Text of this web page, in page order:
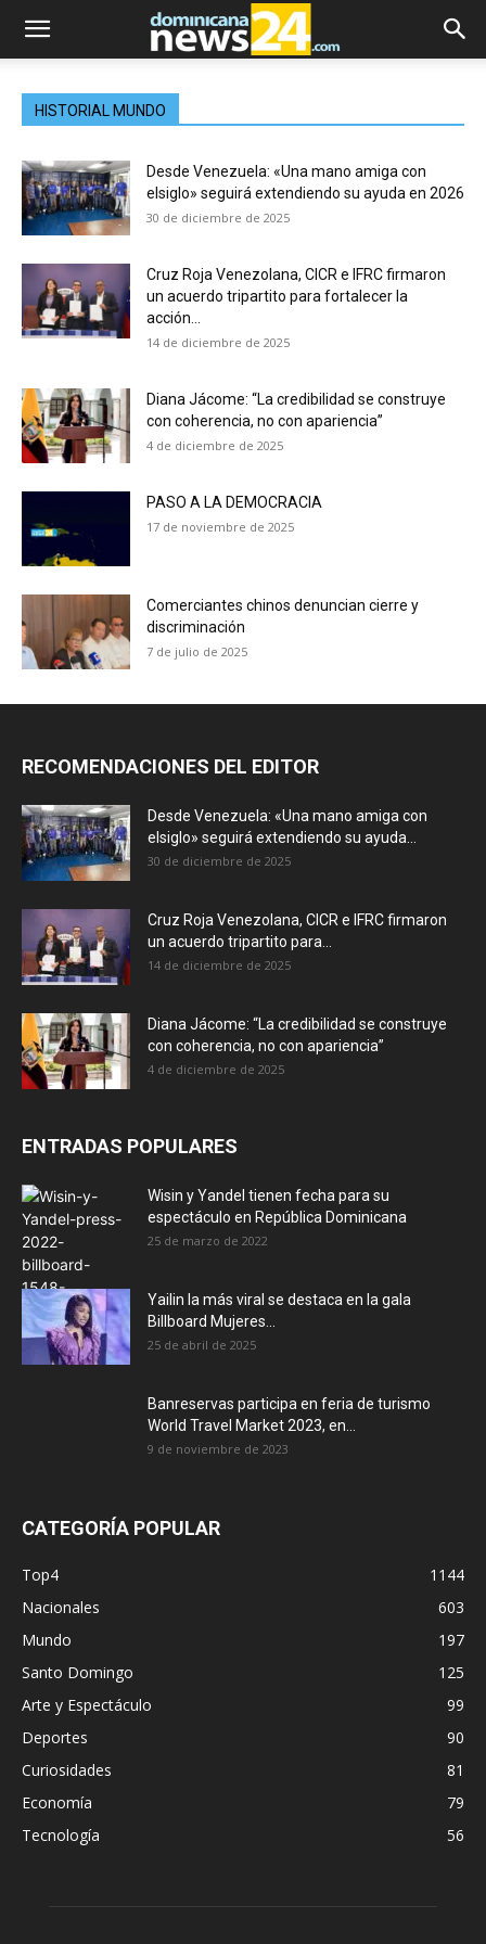
HISTORIAL MUNDO
Desde Venezuela: «Una mano amiga con
elsiglo» seguirá extendiendo su ayuda en 2026
30 de diciembre de 2025
Cruz Roja Venezolana, CICR e IFRC firmaron
un acuerdo tripartito para fortalecer la
acción...
14 de diciembre de 2025
Diana Jácome: “La credibilidad se construye
con coherencia, no con apariencia”
4 de diciembre de 2025
PASO A LA DEMOCRACIA
17 de noviembre de 2025
Comerciantes chinos denuncian cierre y
discriminación
7 de julio de 2025
RECOMENDACIONES DEL EDITOR
Desde Venezuela: «Una mano amiga con
elsiglo» seguirá extendiendo su ayuda...
30 de diciembre de 2025
Cruz Roja Venezolana, CICR e IFRC firmaron
un acuerdo tripartito para...
14 de diciembre de 2025
Diana Jácome: “La credibilidad se construye
con coherencia, no con apariencia”
4 de diciembre de 2025
ENTRADAS POPULARES
Wisin y Yandel tienen fecha para su
espectáculo en República Dominicana
25 de marzo de 2022
Yailin la más viral se destaca en la gala
Billboard Mujeres...
25 de abril de 2025
Banreservas participa en feria de turismo
World Travel Market 2023, en...
9 de noviembre de 2023
CATEGORÍA POPULAR
Top4
1144
Nacionales
603
Mundo
197
Santo Domingo
125
Arte y Espectáculo
99
Deportes
90
Curiosidades
81
Economía
79
Tecnología
56